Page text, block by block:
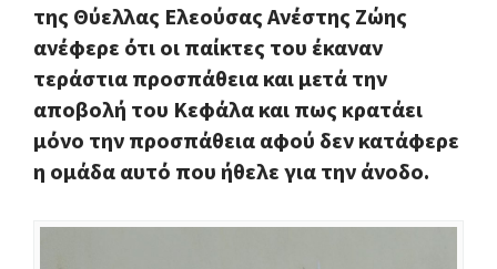
της Θύελλας Ελεούσας Ανέστης Ζώης
ανέφερε ότι οι παίκτες του έκαναν
τεράστια προσπάθεια και μετά την
αποβολή του Κεφάλα και πως κρατάει
μόνο την προσπάθεια αφού δεν κατάφερε
η ομάδα αυτό που ήθελε για την άνοδο.